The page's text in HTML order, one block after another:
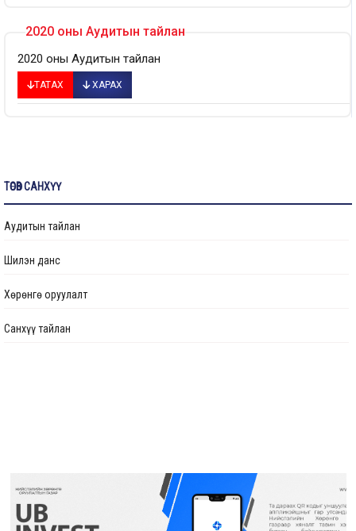
2020 оны Аудитын тайлан
2020 оны Аудитын тайлан
ТАТАХ ХАРАХ
ТӨСӨВ САНХҮҮ
Аудитын тайлан
Шилэн данс
Хөрөнгө оруулалт
Санхүү тайлан